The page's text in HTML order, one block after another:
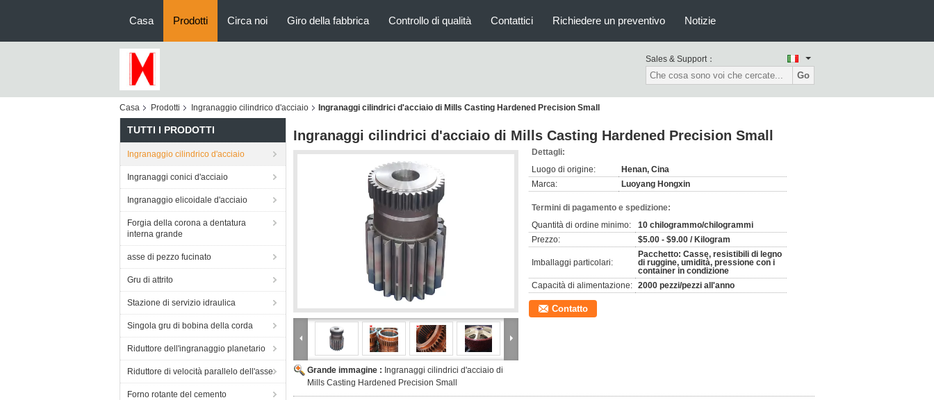
Casa Prodotti Circa noi Giro della fabbrica Controllo di qualità Contattici Richiedere un preventivo Notizie
Sales & Support：
Go
Casa Prodotti Ingranaggio cilindrico d'acciaio Ingranaggi cilindrici d'acciaio di Mills Casting Hardened Precision Small
TUTTI I PRODOTTI
Ingranaggio cilindrico d'acciaio
Ingranaggi conici d'acciaio
Ingranaggio elicoidale d'acciaio
Forgia della corona a dentatura
interna grande
asse di pezzo fucinato
Gru di attrito
Stazione di servizio idraulica
Singola gru di bobina della corda
Riduttore dell'ingranaggio planetario
Riduttore di velocità parallelo dell'asse
Forno rotante del cemento
Ingranaggi cilindrici d'acciaio di Mills Casting Hardened Precision Small
Grande immagine : Ingranaggi cilindrici d'acciaio di
Mills Casting Hardened Precision Small
Dettagli:
Luogo di origine:
Henan, Cina
Marca:
Luoyang Hongxin
Termini di pagamento e spedizione:
Quantità di ordine minimo:
10 chilogrammo/chilogrammi
Prezzo:
$5.00 - $9.00 / Kilogram
Imballaggi particolari:
Pacchetto: Casse, resistibili di legno
di ruggine, umidità, pressione con i
container in condizione
Capacità di alimentazione: 2000 pezzi/pezzi all'anno
Contatto